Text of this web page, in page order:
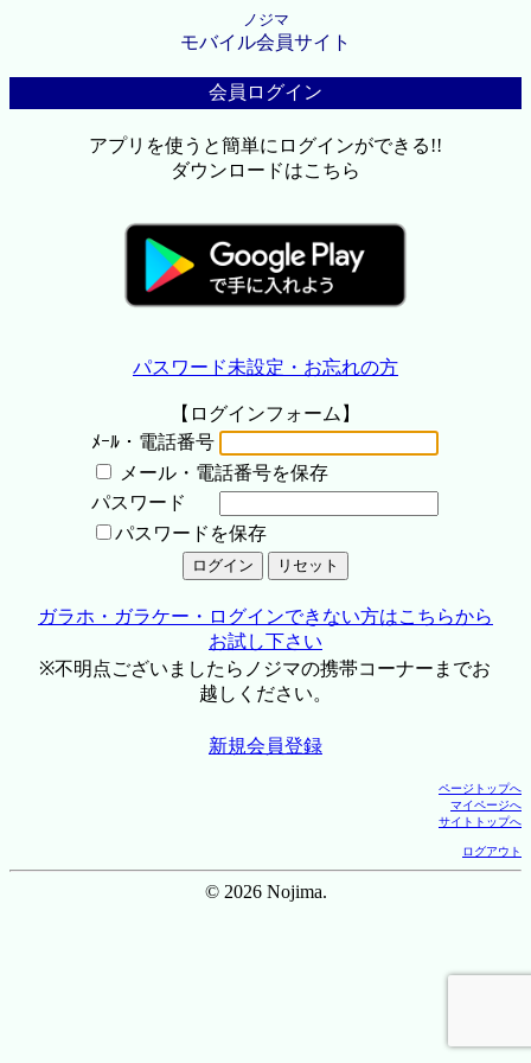
ノジマ
モバイル会員サイト
会員ログイン
アプリを使うと簡単にログインができる!!
ダウンロードはこちら
パスワード未設定・お忘れの方
【ログインフォーム】
ﾒｰﾙ・電話番号
メール・電話番号を保存
パスワード
パスワードを保存
ガラホ・ガラケー・ログインできない方はこちらから
お試し下さい
※不明点ございましたらノジマの携帯コーナーまでお
越しください。
新規会員登録
ページトップへ
マイページへ
サイトトップへ
ログアウト
© 2026 Nojima.